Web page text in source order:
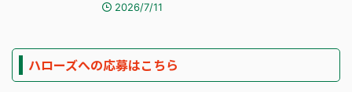
2026/7/11
ハローズへの応募はこちら